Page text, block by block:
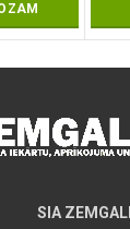
SIA ZEMGALI